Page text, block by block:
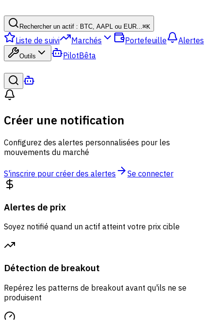
Rechercher un actif : BTC, AAPL ou EUR...⌘K
Liste de suivi Marchés Portefeuille Alertes
Outils PilotBêta
Créer une notification
Configurez des alertes personnalisées pour les
mouvements du marché
S'inscrire pour créer des alertes Se connecter
Alertes de prix
Soyez notifié quand un actif atteint votre prix cible
Détection de breakout
Repérez les patterns de breakout avant qu'ils ne se
produisent